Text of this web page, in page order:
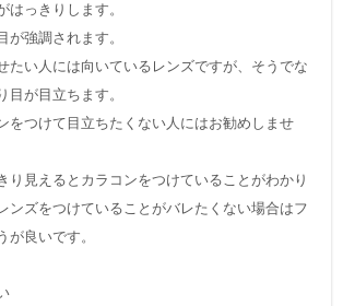
はっきりします。
が強調されます。
たい人には向いているレンズですが、そうでな
目が目立ちます。
をつけて目立ちたくない人にはお勧めしませ
り見えるとカラコンをつけていることがわかり
ンズをつけていることがバレたくない場合はフ
が良いです。